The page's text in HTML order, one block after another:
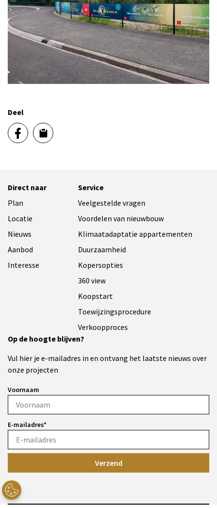
Deel
Direct naar
Plan
Locatie
Nieuws
Aanbod
Interesse
Service
Veelgestelde vragen
Voordelen van nieuwbouw
Klimaatadaptatie appartementen
Duurzaamheid
Kopersopties
360 view
Koopstart
Toewijzingsprocedure
Verkoopproces
Op de hoogte blijven?
Vul hier je e-mailadres in en ontvang het laatste nieuws over
onze projecten
Voornaam
E-mailadres*
Verzend